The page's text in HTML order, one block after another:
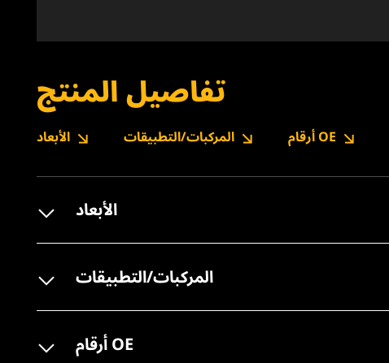
تفاصيل المنتج
الأبعاد المركبات/التطبيقات أرقام OE
الأبعاد
المركبات/التطبيقات
أرقام OE